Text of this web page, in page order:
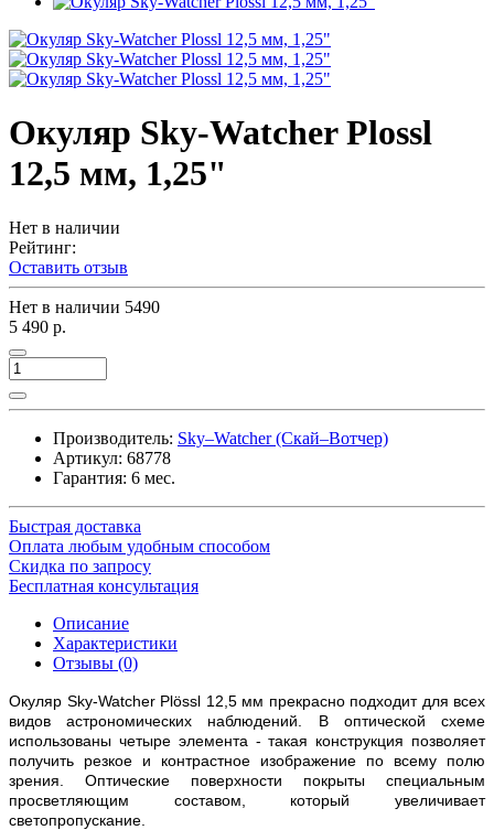
Окуляр Sky-Watcher Plossl
12,5 мм, 1,25"
Нет в наличии
Рейтинг:
Оставить отзыв
Нет в наличии 5490
5 490 р.
Производитель: Sky–Watcher (Скай–Вотчер)
Артикул: 68778
Гарантия: 6 мес.
Быстрая доставка
Оплата любым удобным способом
Скидка по запросу
Бесплатная консультация
Описание
Характеристики
Отзывы (0)
Окуляр Sky-Watcher Plössl 12,5 мм прекрасно подходит для всех
видов астрономических наблюдений. В оптической схеме
использованы четыре элемента - такая конструкция позволяет
получить резкое и контрастное изображение по всему полю
зрения. Оптические поверхности покрыты специальным
просветляющим составом, который увеличивает
светопропускание.